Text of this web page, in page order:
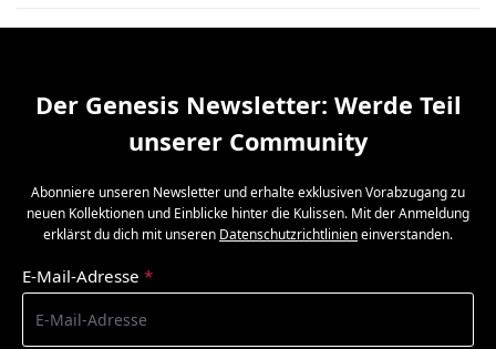
Der Genesis Newsletter: Werde Teil
unserer Community
Abonniere unseren Newsletter und erhalte exklusiven Vorabzugang zu
neuen Kollektionen und Einblicke hinter die Kulissen. Mit der Anmeldung
erklärst du dich mit unseren Datenschutzrichtlinieneinverstanden.
E-Mail-Adresse *